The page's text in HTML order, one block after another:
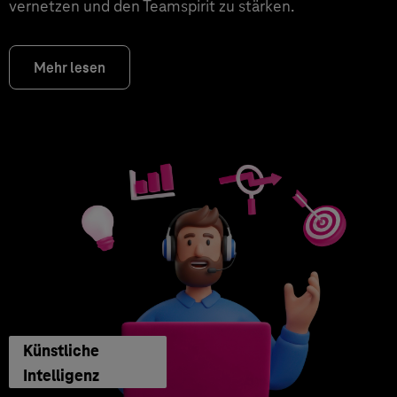
vernetzen und den Teamspirit zu stärken.
Mehr lesen
Künstliche
Intelligenz